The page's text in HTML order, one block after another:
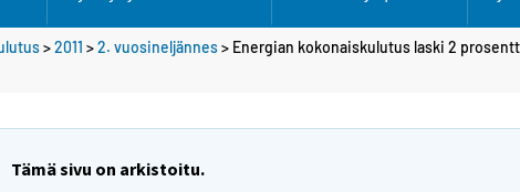
>2011 >2. vuosineljännes> Energian kokonaiskulutus laski 2
Tämä sivu on arkistoitu.